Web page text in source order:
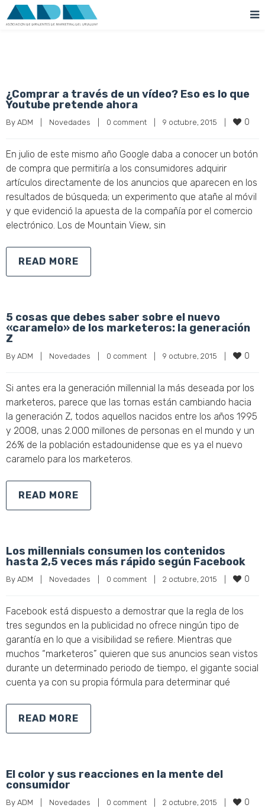
¿Comprar a través de un vídeo? Eso es lo que
Youtube pretende ahora
By ADM Novedades 0 comment 9 octubre, 2015 0
En julio de este mismo año Google daba a conocer un botón
de compra que permitiría a los consumidores adquirir
artículos directamente de los anuncios que aparecen en los
resultados de búsqueda; un experimento que atañe al móvil
y que evidenció la apuesta de la compañía por el comercio
electrónico. Los de Mountain View, sin
READ MORE
5 cosas que debes saber sobre el nuevo
«caramelo» de los marketeros: la generación
Z
By ADM Novedades 0 comment 9 octubre, 2015 0
Si antes era la generación millennial la más deseada por los
marketeros, parece que las tornas están cambiando hacia
la generación Z, todos aquellos nacidos entre los años 1995
y 2008, unas 2.000 millones de personas en el mundo y un
26% de la población estadounidense que es ya el nuevo
caramelo para los marketeros.
READ MORE
Los millennials consumen los contenidos
hasta 2,5 veces más rápido según Facebook
By ADM Novedades 0 comment 2 octubre, 2015 0
Facebook está dispuesto a demostrar que la regla de los
tres segundos en la publicidad no ofrece ningún tipo de
garantía en lo que a visibilidad se refiere. Mientras que
muchos “marketeros” quieren que sus anuncios sean vistos
durante un determinado periodo de tiempo, el gigante social
cuenta ya con su propia fórmula para determinar qué
READ MORE
El color y sus reacciones en la mente del
consumidor
By ADM Novedades 0 comment 2 octubre, 2015 0